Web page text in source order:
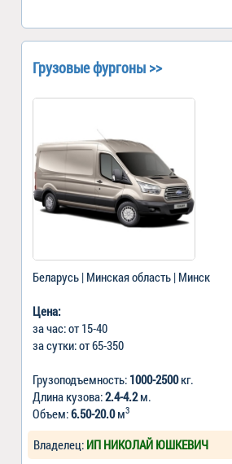
Грузовые фургоны >>
Беларусь | Минская область | Минск
Цена:
за час: от 15-40
за сутки: от 65-350
Грузоподъемность: 1000-2500кг.
Длина кузова:2.4-4.2м.
Объем:6.50-20.0м3
Владелец: ИП НИКОЛАЙ ЮШКЕВИЧ